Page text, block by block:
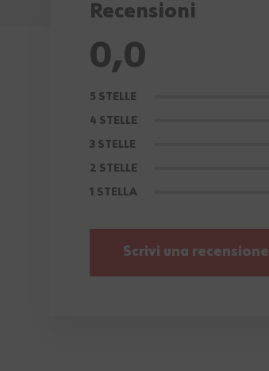
Recensioni
0,0
5 STELLE
4 STELLE
3 STELLE
2 STELLE
1 STELLA
Scrivi una recensione